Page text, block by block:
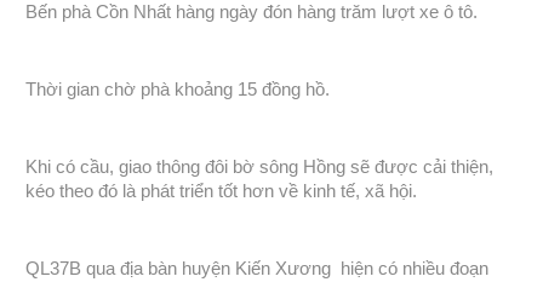
Bến phà Cồn Nhất hàng ngày đón hàng trăm lượt xe ô tô.
Thời gian chờ phà khoảng 15 đồng hồ.
Khi có cầu, giao thông đôi bờ sông Hồng sẽ được cải thiện,
kéo theo đó là phát triển tốt hơn về kinh tế, xã hội.
QL37B qua địa bàn huyện Kiến Xương hiện có nhiều đoạn